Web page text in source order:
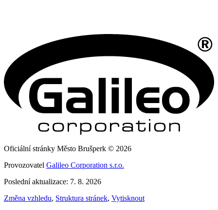
Oficiální stránky Město Brušperk © 2026
Provozovatel Galileo Corporation s.r.o.
Poslední aktualizace: 7. 8. 2026
Změna vzhledu, Struktura stránek, Vytisknout